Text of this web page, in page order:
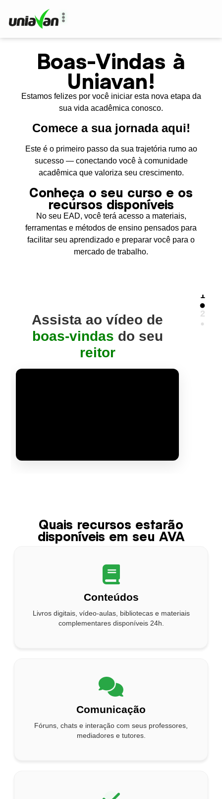
Boas-Vindas à
Uniavan!
Estamos felizes por você iniciar esta nova etapa da
sua vida acadêmica conosco.
Comece a sua jornada aqui!
Este é o primeiro passo da sua trajetória rumo ao
sucesso — conectando você à comunidade
acadêmica que valoriza seu crescimento.
Conheça o seu curso e os
recursos disponíveis
No seu EAD, você terá acesso a materiais,
ferramentas e métodos de ensino pensados para
facilitar seu aprendizado e preparar você para o
mercado de trabalho.
Assista ao vídeo de
boas-vindas do seu
reitor
1
2
Quais recursos estarão
disponíveis em seu AVA
Conteúdos
Livros digitais, vídeo-aulas, bibliotecas e materiais
complementares disponíveis 24h.
Comunicação
Fóruns, chats e interação com seus professores,
mediadores e tutores.